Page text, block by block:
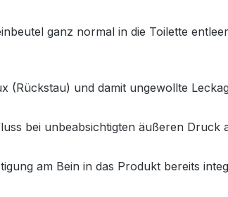
ganz normal in die Toilette
und damit ungewollte
bei unbeabsichtigten äußeren Druck
am Bein in das Produkt bereits